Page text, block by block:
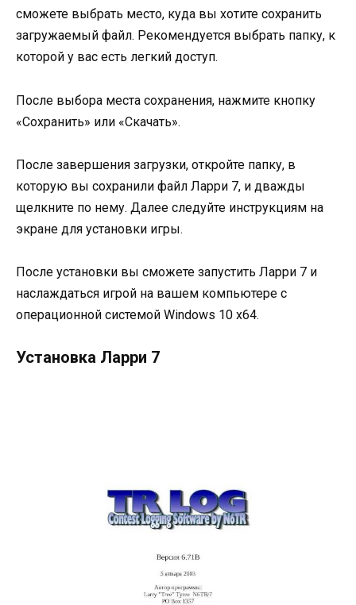
сможете выбрать место, куда вы хотите сохранить
загружаемый файл. Рекомендуется выбрать папку, к
которой у вас есть легкий доступ.
После выбора места сохранения, нажмите кнопку
«Сохранить» или «Скачать».
После завершения загрузки, откройте папку, в
которую вы сохранили файл Ларри 7, и дважды
щелкните по нему. Далее следуйте инструкциям на
экране для установки игры.
После установки вы сможете запустить Ларри 7 и
наслаждаться игрой на вашем компьютере с
операционной системой Windows 10 x64.
Установка Ларри 7